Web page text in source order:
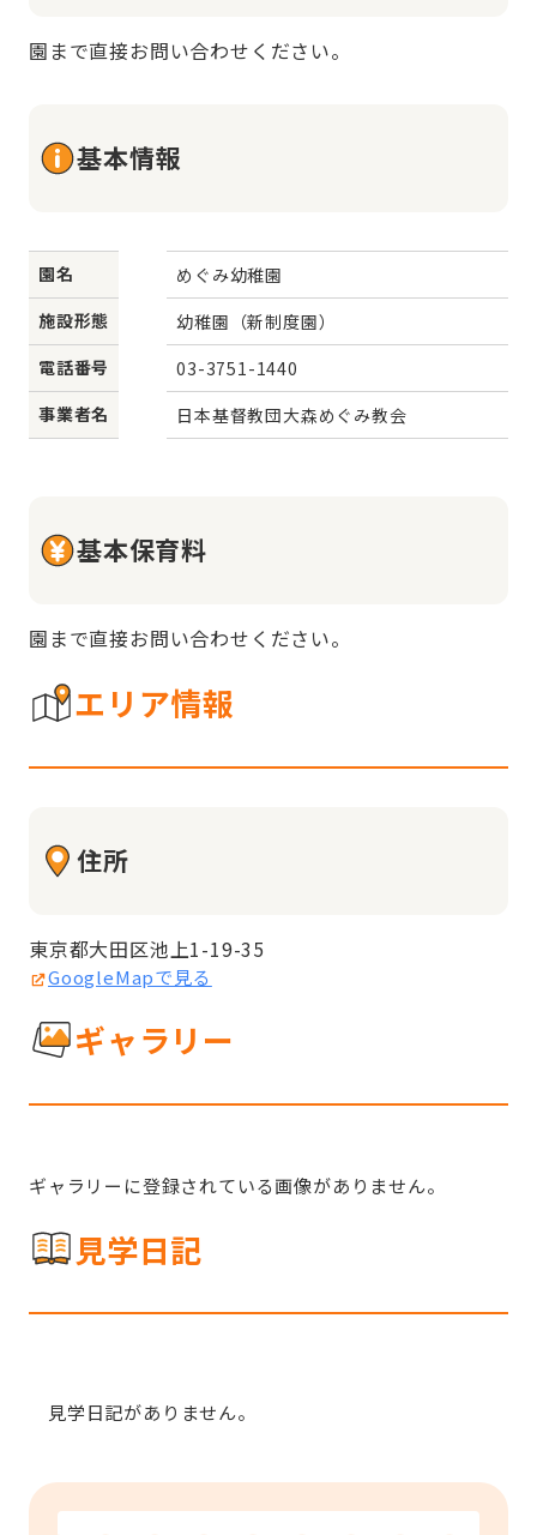
園まで直接お問い合わせください。
基本情報
園名
めぐみ幼稚園
施設形態
幼稚園（新制度園）
電話番号
03-3751-1440
事業者名
日本基督教団大森めぐみ教会
基本保育料
園まで直接お問い合わせください。
エリア情報
住所
東京都大田区池上1-19-35
GoogleMapで見る
ギャラリー
ギャラリーに登録されている画像がありません。
見学日記
見学日記がありません。